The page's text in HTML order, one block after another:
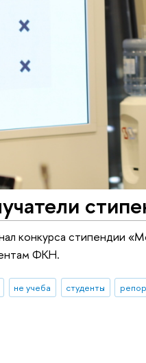
конкурса стипендии
ФКН.
не учеба студенты